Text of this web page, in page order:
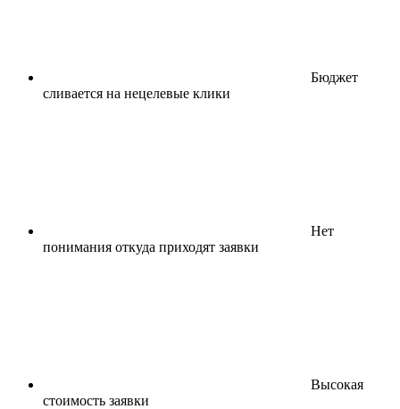
Бюджет
сливается на нецелевые клики
Нет
понимания откуда приходят заявки
Высокая
стоимость заявки